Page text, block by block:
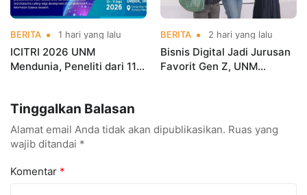
BERITA 1 hari yang lalu
ICITRI 2026 UNM
Mendunia, Peneliti dari 11
BERITA 2 hari yang lalu
Bisnis Digital Jadi Jurusan
Favorit Gen Z, UNM
Tinggalkan Balasan
Alamat email Anda tidak akan dipublikasikan. Ruas yang
wajib ditandai *
Komentar *